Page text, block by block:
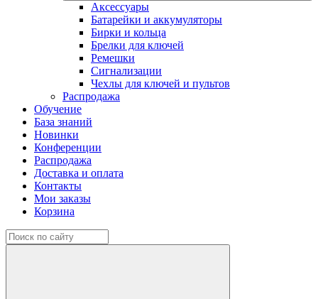
Аксессуары
Батарейки и аккумуляторы
Бирки и кольца
Брелки для ключей
Ремешки
Сигнализации
Чехлы для ключей и пультов
Распродажа
Обучение
База знаний
Новинки
Конференции
Распродажа
Доставка и оплата
Контакты
Мои заказы
Корзина